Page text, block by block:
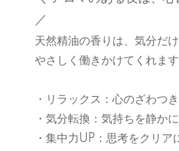
／
天然精油の香りは、気分だ
やさしく働きかけてくれます
・リラックス：心のざわつ
・気分転換：気持ちを静か
・集中力UP：思考をクリア